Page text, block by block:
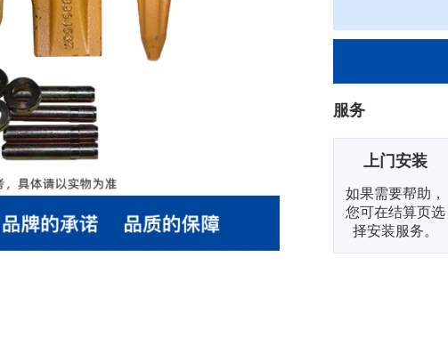
服务
上门安装
如果需要帮助，
您可在结算页选
择安装服务。